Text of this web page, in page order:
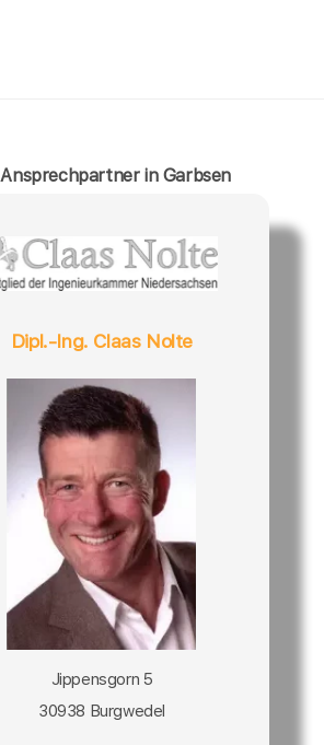
in Garbsen
Dipl.-Ing. Claas Nolte
Jippensgorn 5
30938 Burgwedel